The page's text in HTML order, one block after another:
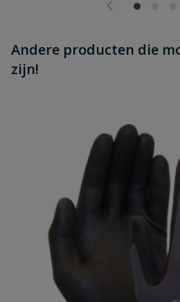
Andere producten die
zijn!